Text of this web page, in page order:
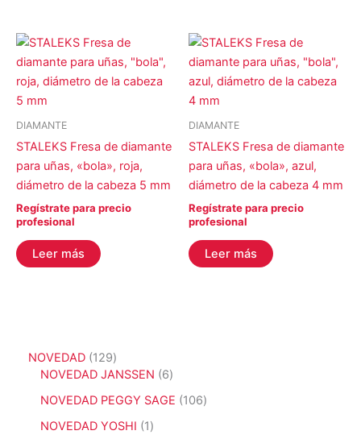
DIAMANTE
STALEKS Fresa de diamante
para uñas, «bola», roja,
diámetro de la cabeza 5 mm
Regístrate para precio
profesional
Leer más
DIAMANTE
STALEKS Fresa de diamante
para uñas, «bola», azul,
diámetro de la cabeza 4 mm
Regístrate para precio
profesional
Leer más
NOVEDAD 1291
2
p
r
NOVEDAD JANSSEN 66
r
NOVEDAD PEGGY SAGE 1061
NOVEDAD YOSHI 11